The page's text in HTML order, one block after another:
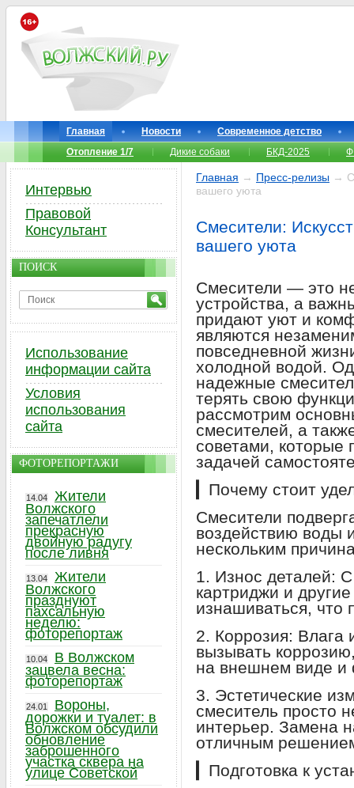
Главная Новости
Современное детство
Отопление 1/7
Дикие собаки БКД-2025
Главная → Пресс-релизы →
вашего уюта
Смесители:
вашего уюта
Смесители — это
устройства, а
придают уют и
являются
повседневной
холодной водой.
надежные
терять свою
рассмотрим
смесителей, а
советами, которые
задачей
▎Почему стоит
Смесители
воздействию воды
нескольким
1. Износ деталей:
картриджи и
изнашиваться, что
2. Коррозия: Влага
вызывать
на внешнем виде и
3. Эстетические
смеситель просто
интерьер. Замена
отличным
▎Подготовка к
Интервью
Правовой
Консультант
ПОИСК
Использование
информации сайта
Условия
использования
сайта
ФОТОРЕПОРТАЖИ
14.04
Жители
Волжского
запечатлели
прекрасную
двойную радугу
после ливня
13.04
Жители
Волжского
празднуют
пахсальную
неделю:
фоторепортаж
10.04
В Волжском
зацвела весна:
фоторепортаж
24.01
Вороны,
дорожки и туалет: в
Волжском обсудили
обновление
заброшенного
участка сквера на
улице Советской